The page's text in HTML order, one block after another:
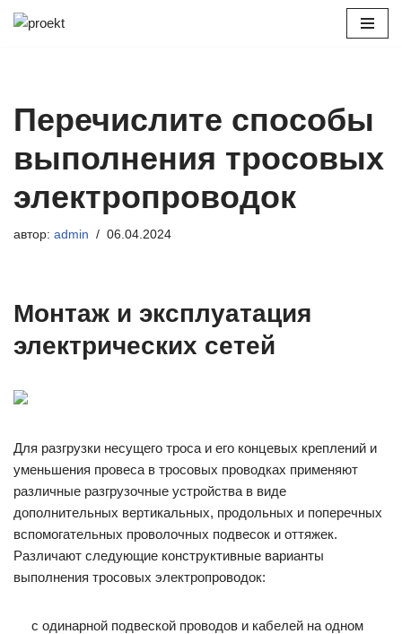
Перечислите способы
выполнения тросовых
электропроводок
автор: admin 06.04.2024
Монтаж и эксплуатация
электрических сетей
Для разгрузки несущего троса и его концевых креплений и
уменьшения провеса в тросовых проводках применяют
различные разгрузочные устройства в виде
дополнительных вертикальных, продольных и поперечных
вспомогательных проволочных подвесок и оттяжек.
Различают следующие конструктивные варианты
выполнения тросовых электропроводок:
с одинарной подвеской проводов и кабелей на одном